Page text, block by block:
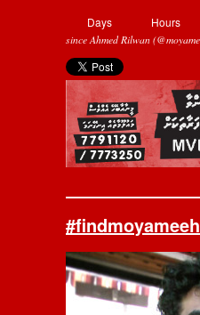
Days Hours
since Ahmed Rilwan